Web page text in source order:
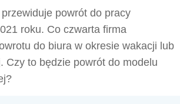
powrót do pracy
roku. Co czwarta firma
do biura w okresie wakacji lub
Czy to będzie powrót do modelu